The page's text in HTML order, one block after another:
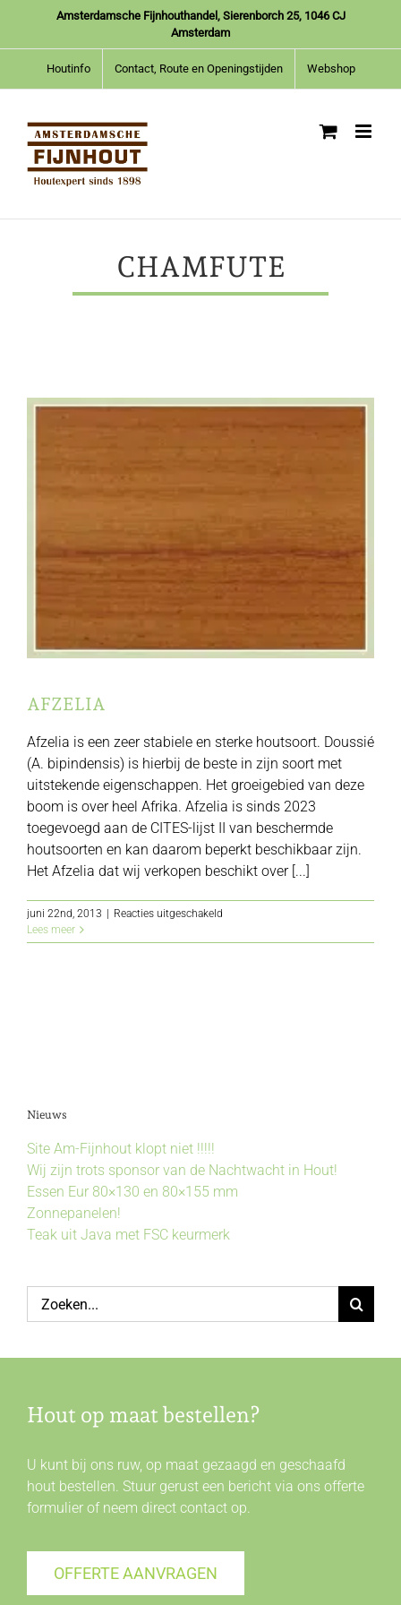
inhoud
Amsterdamsche Fijnhouthandel, Sierenborch 25, 1046 CJ
Amsterdam
Houtinfo Contact, Route en Openingstijden Webshop
CHAMFUTE
AFZELIA
Afzelia is een zeer stabiele en sterke houtsoort. Doussié
(A. bipindensis) is hierbij de beste in zijn soort met
uitstekende eigenschappen. Het groeigebied van deze
boom is over heel Afrika. Afzelia is sinds 2023
toegevoegd aan de CITES-lijst II van beschermde
houtsoorten en kan daarom beperkt beschikbaar zijn.
Het Afzelia dat wij verkopen beschikt over [...]
juni 22nd, 2013 | Reacties uitgeschakeld
Lees meer
Nieuws
Site Am-Fijnhout klopt niet !!!!!
Wij zijn trots sponsor van de Nachtwacht in Hout!
Essen Eur 80×130 en 80×155 mm
Zonnepanelen!
Teak uit Java met FSC keurmerk
Zoeken
naar:
Hout op maat bestellen?
U kunt bij ons ruw, op maat gezaagd en geschaafd
hout bestellen. Stuur gerust een bericht via ons offerte
formulier of neem direct contactop.
OFFERTE AANVRAGEN